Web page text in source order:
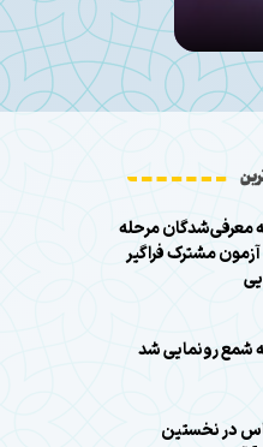
معرفی‌شدگان مرحله
مشترک فراگیر
شمع رونمایی شد
در نخستین